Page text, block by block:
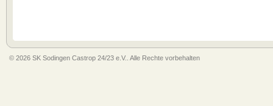
© 2026 SK Sodingen Castrop 24/23 e.V.. Alle Rechte vorbehalten